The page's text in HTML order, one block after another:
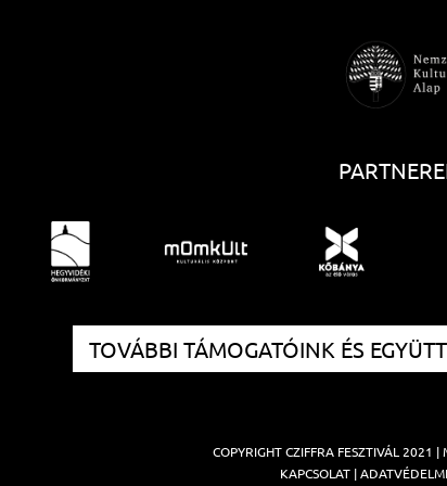
TOVÁBBI TÁMOGATÓINK ÉS
COPYRIGHTCZIFFRA FESZTIVÁL2021 |
KAPCSOLAT |